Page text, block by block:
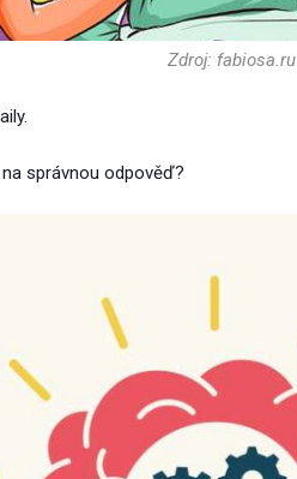
Zdroj: fabiosa.ru
správnou odpověď?